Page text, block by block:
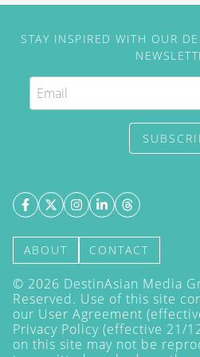
STAY INSPIRED WITH OUR
ABOUT CONTACT
© 2026 DestinAsian Media
Reserved. Use of this site
our User Agreement
Privacy Policy (effective 21/
on this site may not be